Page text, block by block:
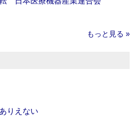
もっと見る »
りえない